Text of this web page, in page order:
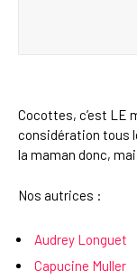
Cocottes, c’est LE
considération tous
la maman donc,
Nos autrices :
Audrey Longuet
Capucine Muller